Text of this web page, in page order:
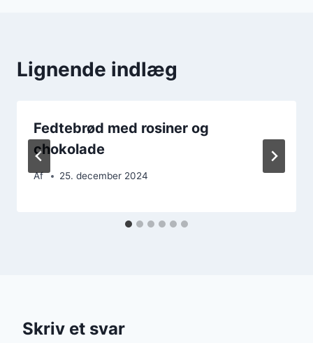
Lignende indlæg
Fedtebrød med rosiner og
chokolade
Af 25. december 2024
Skriv et svar